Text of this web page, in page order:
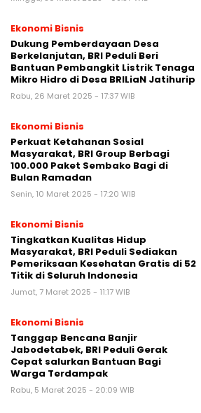
Ekonomi Bisnis
Dukung Pemberdayaan Desa
Berkelanjutan, BRI Peduli Beri
Bantuan Pembangkit Listrik Tenaga
Mikro Hidro di Desa BRILiaN Jatihurip
Rabu, 26 Maret 2025 - 17:37 WIB
Ekonomi Bisnis
Perkuat Ketahanan Sosial
Masyarakat, BRI Group Berbagi
100.000 Paket Sembako Bagi di
Bulan Ramadan
Senin, 10 Maret 2025 - 17:20 WIB
Ekonomi Bisnis
Tingkatkan Kualitas Hidup
Masyarakat, BRI Peduli Sediakan
Pemeriksaan Kesehatan Gratis di 52
Titik di Seluruh Indonesia
Jumat, 7 Maret 2025 - 11:17 WIB
Ekonomi Bisnis
Tanggap Bencana Banjir
Jabodetabek, BRI Peduli Gerak
Cepat salurkan Bantuan Bagi
Warga Terdampak
Rabu, 5 Maret 2025 - 20:09 WIB